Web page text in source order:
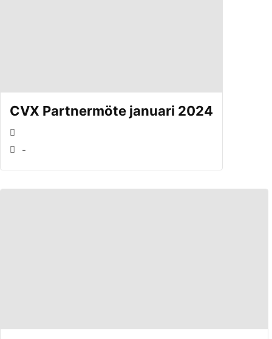
CVX Partnermöte januari 2024
-